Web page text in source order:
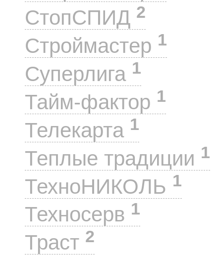
СтопСПИД 2
Строймастер 1
Суперлига 1
Тайм-фактор 1
Телекарта 1
Теплые традиции 1
ТехноНИКОЛЬ 1
Техносерв 1
Траст 2